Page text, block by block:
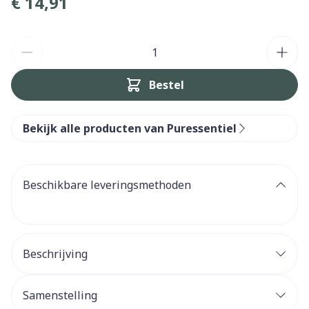
Bestel
Bekijk alle producten van Puressentiel
Beschikbare leveringsmethoden
Beschrijving
Samenstelling